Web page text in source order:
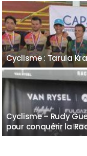
Cyclisme : Taruia
Cyclisme – Rudy
pour conquérir la